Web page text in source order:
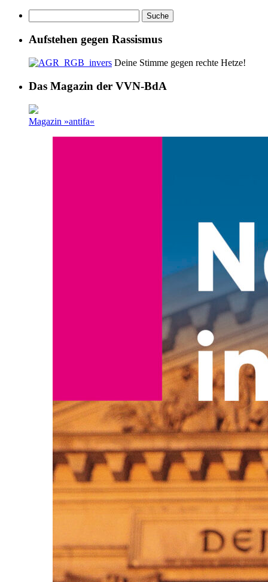
Aufstehen gegen Rassismus
Deine Stimme gegen rechte Hetze!
Das Magazin der VVN-BdA
Magazin »antifa«